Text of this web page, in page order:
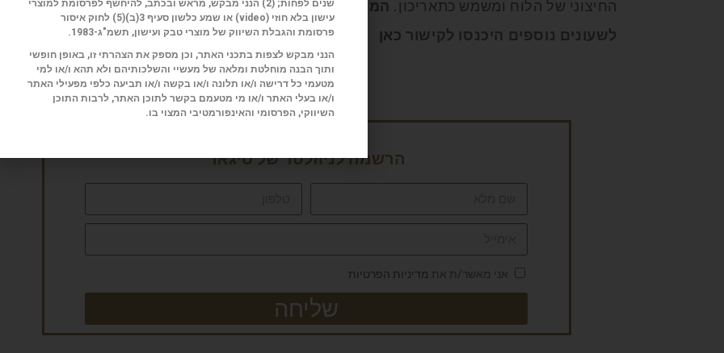
החיצוני של הלוח ומשמש כתאריכון. המחיר: 150 אלף דולר.
לשעונים נוספים היכנסו לקישור כאן
הרשמה לניוזלטר של סיגאר
אני מאשר/ת את מדיניות הפרטיות
שליחה
שנים לפחות; (2) הנני מבקש, מראש ובכתב, להיחשף לפרסומת למוצרי
עישון בלא חוזי (video
) או שמע כלשון סעיף 3(ב)(5) לחוק איסור
פרסומת והגבלת השיווק של מוצרי טבק ועישון, תשמ"ג-1983.
הנני מבקש לצפות בתכני האתר, וכן מספק את הצהרתי זו, באופן חופשי
ותוך הבנה מוחלטת ומלאה של מעשיי והשלכותיהם ולא תהא ו/או למי
מטעמי כל דרישה ו/או תלונה ו/או בקשה ו/או תביעה כלפי מפעילי האתר
ו/או בעלי האתר ו/או מי מטעמם בקשר לתוכן האתר, לרבות התוכן
השיווקי, הפרסומי והאינפורמטיבי המצוי בו.